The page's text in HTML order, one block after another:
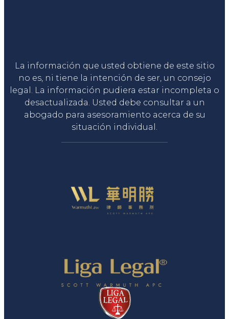
La información que usted obtiene de este sitio
no es, ni tiene la intención de ser, un consejo
legal. La información pudiera estar incompleta o
desactualizada. Usted debe consultar a un
abogado para asesoramiento acerca de su
situación individual.